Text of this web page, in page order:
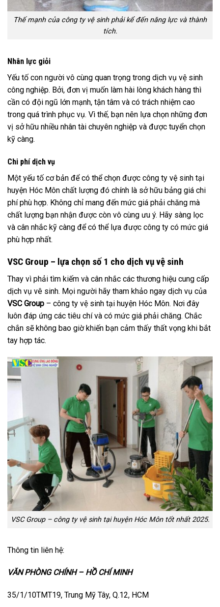
Thế mạnh của công ty vệ sinh phải kể đến năng lực và thành
tích.
Nhân lực giỏi
Yếu tố con người vô cùng quan trọng trong dịch vụ vệ sinh
công nghiệp. Bởi, đơn vị muốn làm hài lòng khách hàng thì
cần có đội ngũ lớn mạnh, tận tâm và có trách nhiệm cao
trong quá trình phục vụ. Vì thế, bạn nên lựa chọn những đơn
vị sở hữu nhiều nhân tài chuyên nghiệp và được tuyển chọn
kỹ càng.
Chi phí dịch vụ
Một yếu tố cơ bản để có thể chọn được công ty vệ sinh tại
huyện Hóc Môn chất lượng đó chính là sở hữu bảng giá chi
phí phù hợp. Không chỉ mang đến mức giá phải chăng mà
chất lượng bạn nhận được còn vô cùng ưu ý. Hãy sàng lọc
và cân nhắc kỹ càng để có thể lựa được công ty có mức giá
phù hợp nhất.
VSC Group – lựa chọn số 1 cho dịch vụ vệ sinh
Thay vì phải tìm kiếm và cân nhắc các thương hiệu cung cấp
dịch vụ vê sinh. Mọi người hãy tham khảo ngay dịch vụ của
VSC Group – công ty vệ sinh tại huyện Hóc Môn. Nơi đây
luôn đáp ứng các tiêu chí và có mức giá phải chăng. Chắc
chắn sẽ không bao giờ khiến bạn cảm thấy thất vọng khi bắt
tay hợp tác.
VSC Group – công ty vệ sinh tại huyện Hóc Môn tốt nhất 2025.
Thông tin liên hệ:
VĂN PHÒNG CHÍNH – HỒ CHÍ MINH
35/1/10TMT19, Trung Mỹ Tây, Q.12, HCM